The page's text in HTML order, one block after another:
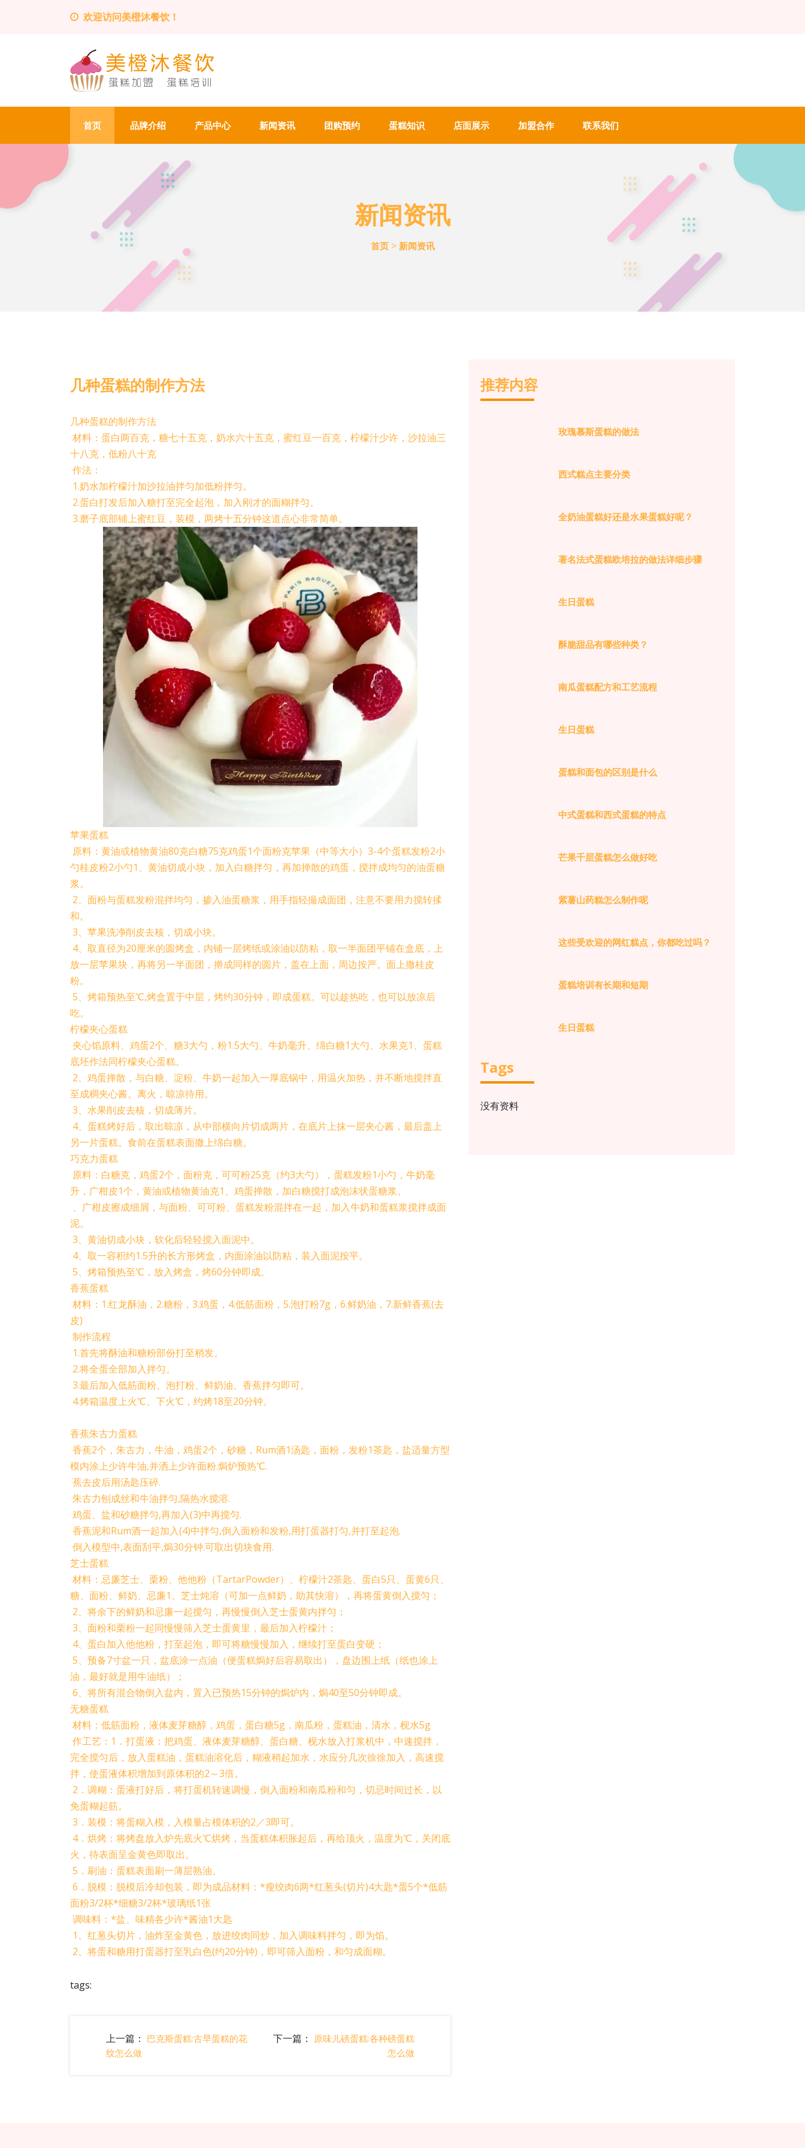
欢迎访问美橙沐餐饮！
首页 品牌介绍 产品中心 新闻资讯 团购预约 蛋糕知识 店面展示 加盟合作 联系我们
新闻资讯
首页> 新闻资讯
几种蛋糕的制作方法
几种蛋糕的制作方法
材料：蛋白两百克，糖七十五克，奶水六十五克，蜜红豆一百克，柠檬汁少许，沙拉油三
十八克，低粉八十克
作法：
1.奶水加柠檬汁加沙拉油拌匀加低粉拌匀。
2.蛋白打发后加入糖打至完全起泡，加入刚才的面糊拌匀。
3.磨子底部铺上蜜红豆，装模，两烤十五分钟这道点心非常简单。
苹果蛋糕
原料：黄油或植物黄油80克白糖75克鸡蛋1个面粉克苹果（中等大小）3-4个蛋糕发粉2小
勺桂皮粉2小勺1、黄油切成小块，加入白糖拌匀，再加掸散的鸡蛋，搅拌成均匀的油蛋糖
浆。
2、面粉与蛋糕发粉混拌均匀，掺入油蛋糖浆，用手指轻撮成面团，注意不要用力搅转揉
和。
3、苹果洗净削皮去核，切成小块。
4、取直径为20厘米的圆烤盒，内铺一层烤纸或涂油以防粘，取一半面团平铺在盒底，上
放一层苹果块，再将另一半面团，擀成同样的圆片，盖在上面，周边按严。面上撒桂皮
粉。
5、烤箱预热至℃,烤盒置于中层，烤约30分钟，即成蛋糕。可以趁热吃，也可以放凉后
吃。
柠檬夹心蛋糕
夹心馅原料、鸡蛋2个、糖3大勺，粉1.5大勺、牛奶毫升、绵白糖1大勺、水果克1、蛋糕
底坯作法同柠檬夹心蛋糕。
2、鸡蛋掸散，与白糖、淀粉、牛奶一起加入一厚底锅中，用温火加热，并不断地搅拌直
至成稠夹心酱。离火，晾凉待用。
3、水果削皮去核，切成薄片。
4、蛋糕烤好后，取出晾凉，从中部横向片切成两片，在底片上抹一层夹心酱，最后盖上
另一片蛋糕。食前在蛋糕表面撒上绵白糖。
巧克力蛋糕
原料：白糖克，鸡蛋2个，面粉克，可可粉25克（约3大勺），蛋糕发粉1小勺，牛奶毫
升，广柑皮1个，黄油或植物黄油克1、鸡蛋掸散，加白糖搅打成泡沫状蛋糖浆。
、广柑皮擦成细屑，与面粉、可可粉、蛋糕发粉混拌在一起，加入牛奶和蛋糕浆搅拌成面
泥。
3、黄油切成小块，软化后轻轻搅入面泥中。
4、取一容积约1.5升的长方形烤盒，内面涂油以防粘，装入面泥按平。
5、烤箱预热至℃，放入烤盒，烤60分钟即成。
香蕉蛋糕
材料：1.红龙酥油，2.糖粉，3.鸡蛋，4.低筋面粉，5.泡打粉7g，6.鲜奶油，7.新鲜香蕉(去
皮)
制作流程
1.首先将酥油和糖粉部份打至稍发。
2.将全蛋全部加入拌匀。
3.最后加入低筋面粉、泡打粉、鲜奶油、香蕉拌匀即可。
4.烤箱温度上火℃、下火℃，约烤18至20分钟。
香蕉朱古力蛋糕
香蕉2个，朱古力，牛油，鸡蛋2个，砂糖，Rum酒1汤匙，面粉，发粉1茶匙，盐适量方型
模内涂上少许牛油,并洒上少许面粉.焗炉预热℃.
蕉去皮后用汤匙压碎.
朱古力刨成丝和牛油拌匀,隔热水搅溶.
鸡蛋、盐和砂糖拌匀,再加入(3)中再搅匀.
香蕉泥和Rum酒一起加入(4)中拌匀,倒入面粉和发粉,用打蛋器打匀,并打至起泡.
倒入模型中,表面刮平,焗30分钟.可取出切块食用.
芝士蛋糕
材料：忌廉芝士、栗粉、他他粉（TartarPowder）、柠檬汁2茶匙、蛋白5只、蛋黄6只、
糖、面粉、鲜奶、忌廉1、芝士炖溶（可加一点鲜奶，助其快溶），再将蛋黄倒入搅匀；
2、将余下的鲜奶和忌廉一起搅匀，再慢慢倒入芝士蛋黄内拌匀；
3、面粉和栗粉一起同慢慢筛入芝士蛋黄里，最后加入柠檬汁；
4、蛋白加入他他粉，打至起泡，即可将糖慢慢加入，继续打至蛋白变硬；
5、预备7寸盆一只，盆底涂一点油（便蛋糕焗好后容易取出），盘边围上纸（纸也涂上
油，最好就是用牛油纸）；
6、将所有混合物倒入盆内，置入已预热15分钟的焗炉内，焗40至50分钟即成。
无糖蛋糕
材料：低筋面粉，液体麦芽糖醇，鸡蛋，蛋白糖5g，南瓜粉，蛋糕油，清水，枧水5g
作工艺：1．打蛋液：把鸡蛋、液体麦芽糖醇、蛋白糖、枧水放入打浆机中，中速搅拌，
完全搅匀后，放入蛋糕油，蛋糕油溶化后，糊液稍起加水，水应分几次徐徐加入，高速搅
拌，使蛋液体积增加到原体积的2～3倍。
2．调糊：蛋液打好后，将打蛋机转速调慢，倒入面粉和南瓜粉和匀，切忌时间过长，以
免蛋糊起筋。
3．装模：将蛋糊入模，入模量占模体积的2／3即可。
4．烘烤：将烤盘放入炉先底火℃烘烤，当蛋糕体积胀起后，再给顶火，温度为℃，关闭底
火，待表面呈金黄色即取出。
5．刷油：蛋糕表面刷一薄层熟油。
6．脱模：脱模后冷却包装，即为成品材料：*瘦绞肉6两*红葱头(切片)4大匙*蛋5个*低筋
面粉3/2杯*细糖3/2杯*玻璃纸1张
调味料：*盐、味精各少许*酱油1大匙
1、红葱头切片，油炸至金黄色，放进绞肉同炒，加入调味料拌匀，即为馅。
2、将蛋和糖用打蛋器打至乳白色(约20分钟)，即可筛入面粉，和匀成面糊。
tags:
上一篇： 巴克斯蛋糕:古早蛋糕的花
纹怎么做
下一篇： 原味儿磅蛋糕:各种磅蛋糕
怎么做
推荐内容
玫瑰慕斯蛋糕的做法
西式糕点主要分类
全奶油蛋糕好还是水果蛋糕好呢？
著名法式蛋糕欧培拉的做法详细步骤
生日蛋糕
酥脆甜品有哪些种类？
南瓜蛋糕配方和工艺流程
生日蛋糕
蛋糕和面包的区别是什么
中式蛋糕和西式蛋糕的特点
芒果千层蛋糕怎么做好吃
紫薯山药糕怎么制作呢
这些受欢迎的网红糕点，你都吃过吗？
蛋糕培训有长期和短期
生日蛋糕
Tags
没有资料